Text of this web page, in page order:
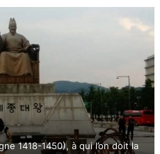
1418-1450), à qui l’on doit la